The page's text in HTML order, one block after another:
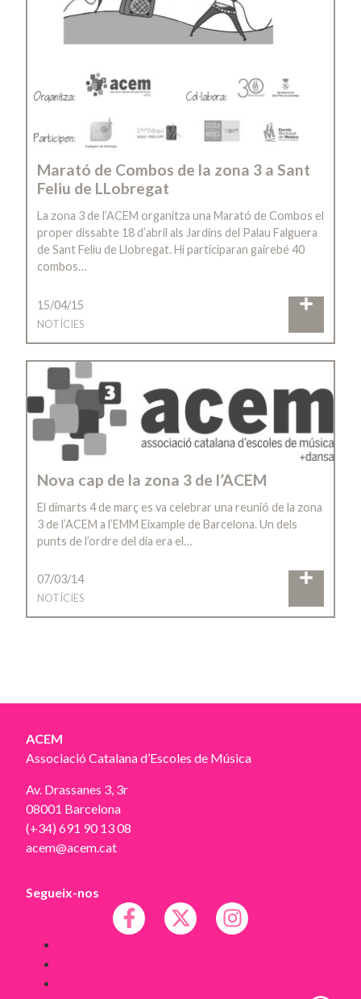
Marató de Combos de la zona 3 a Sant
Feliu de LLobregat
La zona 3 de l’ACEM organitza una Marató de Combos el
proper dissabte 18 d’abril als Jardins del Palau Falguera
de Sant Feliu de Llobregat. Hi participaran gairebé 40
combos…
15/04/15
NOTÍCIES
Nova cap de la zona 3 de l’ACEM
El dimarts 4 de març es va celebrar una reunió de la zona
3 de l’ACEM a l’EMM Eixample de Barcelona. Un dels
punts de l’ordre del dia era el…
07/03/14
NOTÍCIES
ACEM
Associació Catalana d’Escoles de Música
Av. Drassanes 3, 3r
08001 Barcelona
(+34) 691 90 13 08
acem@acem.cat
Segueix-nos